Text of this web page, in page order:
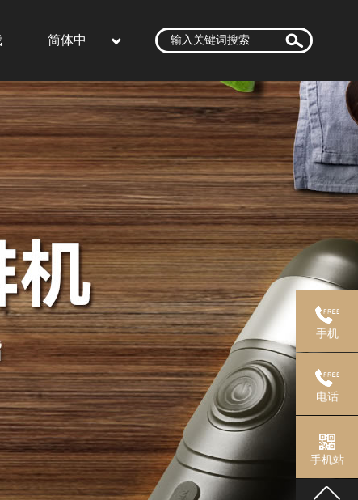
简体中
文
手机
电话
手机站